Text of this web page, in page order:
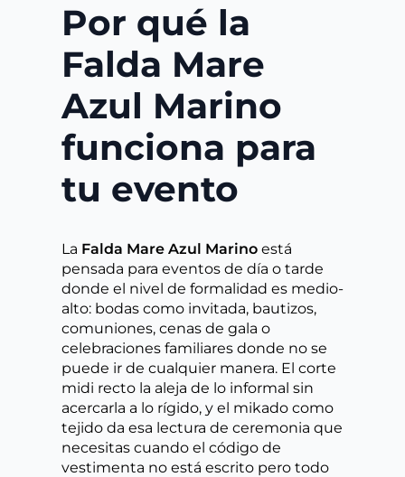
Por qué la
Falda Mare
Azul Marino
funciona para
tu evento
La Falda Mare Azul Marino está
pensada para eventos de día o tarde
donde el nivel de formalidad es medio-
alto: bodas como invitada, bautizos,
comuniones, cenas de gala o
celebraciones familiares donde no se
puede ir de cualquier manera. El corte
midi recto la aleja de lo informal sin
acercarla a lo rígido, y el mikado como
tejido da esa lectura de ceremonia que
necesitas cuando el código de
vestimenta no está escrito pero todo